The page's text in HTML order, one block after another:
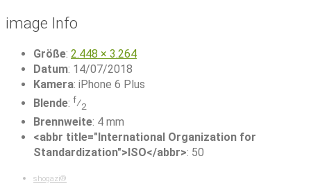
image Info
Größe: 2.448 × 3.264
Datum: 14/07/2018
Kamera: iPhone 6 Plus
Blende: f⁄2
Brennweite: 4 mm
<abbr title="International Organization for
Standardization">ISO</abbr>: 50
shogazi®